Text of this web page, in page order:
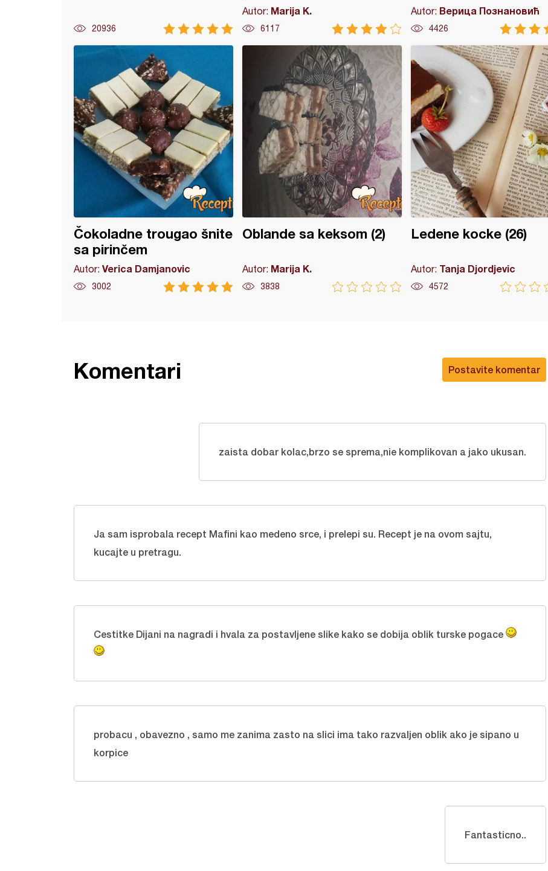
20936
Autor: Marija K.
6117
Autor: Верица Познановић
4426
Čokoladne trougao šnite
sa pirinčem
Autor: Verica Damjanovic
3002
Oblande sa keksom (2)
Autor: Marija K.
3838
Ledene kocke (26)
Autor: Tanja Djordjevic
4572
Postavite komentar
Komentari
zaista dobar kolac,brzo se sprema,nie komplikovan a jako ukusan.
Ja sam isprobala recept Mafini kao medeno srce, i prelepi su. Recept je na ovom sajtu,
kucajte u pretragu.
Cestitke Dijani na nagradi i hvala za postavljene slike kako se dobija oblik turske pogace
probacu , obavezno , samo me zanima zasto na slici ima tako razvaljen oblik ako je sipano u
korpice
Fantasticno..